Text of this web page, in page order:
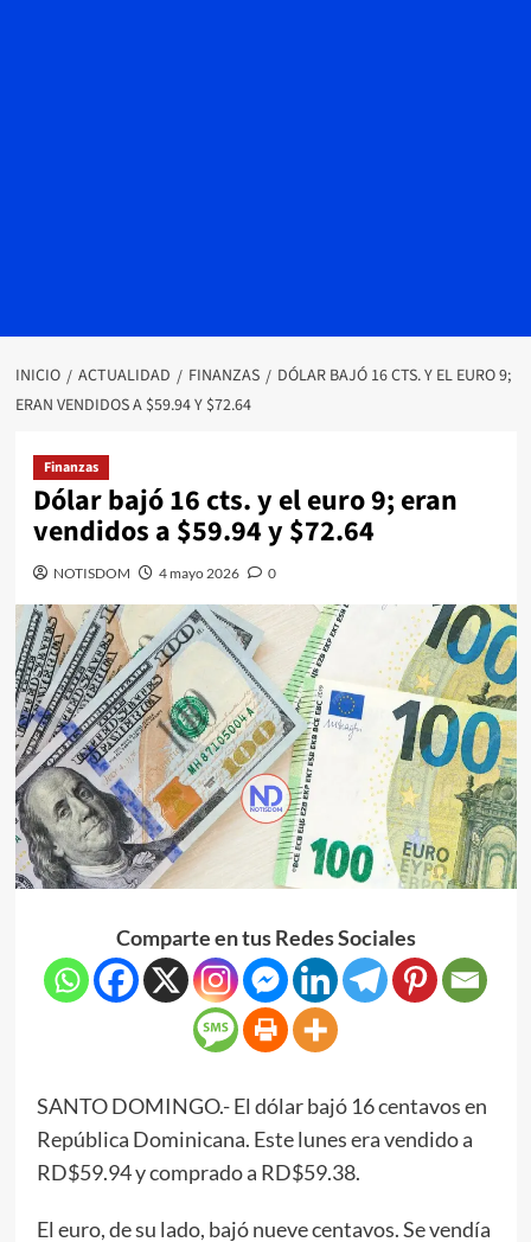
INICIO ACTUALIDAD FINANZAS
DÓLAR BAJÓ 16 CTS. Y EL EURO 9;
ERAN VENDIDOS A $59.94 Y $72.64
Finanzas
Dólar bajó 16 cts. y el euro 9; eran
vendidos a $59.94 y $72.64
NOTISDOM 4 mayo 2026 0
Comparte en tus Redes Sociales
SANTO DOMINGO.- El dólar bajó 16 centavos en
República Dominicana. Este lunes era vendido a
RD$59.94 y comprado a RD$59.38.
El euro, de su lado, bajó nueve centavos. Se vendía